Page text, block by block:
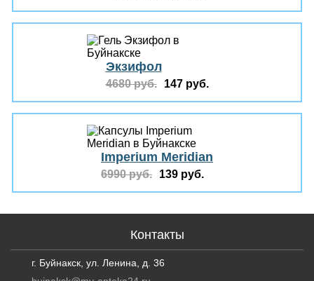
Экзифол
4680 руб. 147 руб.
Imperium Meridian
6990 руб. 139 руб.
Контакты
г. Буйнакск, ул. Ленина, д. 36